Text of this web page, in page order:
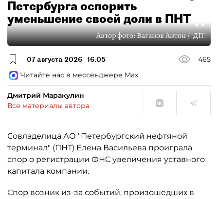
Петербурга оспорить
уменьшение своей доли в ПНТ
Автор фото:Ваганов Антон / "ДП"
07 августа 2026 16:05
465
Читайте нас в мессенджере Max
Дмитрий Маракулин
Все материалы автора
Совладелица АО "Петербургский нефтяной
терминал" (ПНТ) Елена Васильева проиграла
спор о регистрации ФНС увеличения уставного
капитала компании.
Спор возник из-за событий, произошедших в